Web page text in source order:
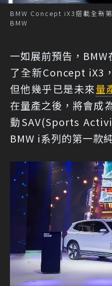
BMW Concept iX3搭載全新
BMW
一如展前預告，
了全新Concept iX3
但他幾乎已是未來量
在量產之後，將會成
動SAV(Sports
BMW i系列的第一款